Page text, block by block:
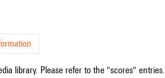
library. Please refer to the "scores" entries.